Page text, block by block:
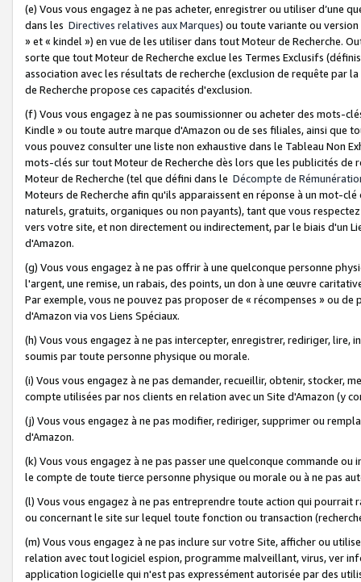
(e) Vous vous engagez à ne pas acheter, enregistrer ou utiliser d’une
dans les Directives relatives aux Marques) ou toute variante ou
» et « kindel ») en vue de les utiliser dans tout Moteur de Recherche.
sorte que tout Moteur de Recherche exclue les Termes Exclusifs
association avec les résultats de recherche (exclusion de requête
de Recherche propose ces capacités d'exclusion.
(f) Vous vous engagez à ne pas soumissionner ou acheter des mots-
Kindle » ou toute autre marque d'Amazon ou de ses filiales, ainsi que
vous pouvez consulter une liste non exhaustive dans le Tableau Non
mots-clés sur tout Moteur de Recherche dès lors que les publicités de
Moteur de Recherche (tel que défini dans le Décompte de
Moteurs de Recherche afin qu'ils apparaissent en réponse à un mot-
naturels, gratuits, organiques ou non payants), tant que vous
vers votre site, et non directement ou indirectement, par le biais d'un
d'Amazon.
(g) Vous vous engagez à ne pas offrir à une quelconque personne
l'argent, une remise, un rabais, des points, un don à une œuvre
Par exemple, vous ne pouvez pas proposer de « récompenses » ou
d'Amazon via vos Liens Spéciaux.
(h) Vous vous engagez à ne pas intercepter, enregistrer, rediriger,
soumis par toute personne physique ou morale.
(i) Vous vous engagez à ne pas demander, recueillir, obtenir, stocker,
compte utilisées par nos clients en relation avec un Site d'Amazon (y
(j) Vous vous engagez à ne pas modifier, rediriger, supprimer ou
d'Amazon.
(k) Vous vous engagez à ne pas passer une quelconque commande
le compte de toute tierce personne physique ou morale ou à ne pas
(l) Vous vous engagez à ne pas entreprendre toute action qui
ou concernant le site sur lequel toute fonction ou transaction
(m) Vous vous engagez à ne pas inclure sur votre Site, afficher ou
relation avec tout logiciel espion, programme malveillant, virus, ver
application logicielle qui n'est pas expressément autorisée par des